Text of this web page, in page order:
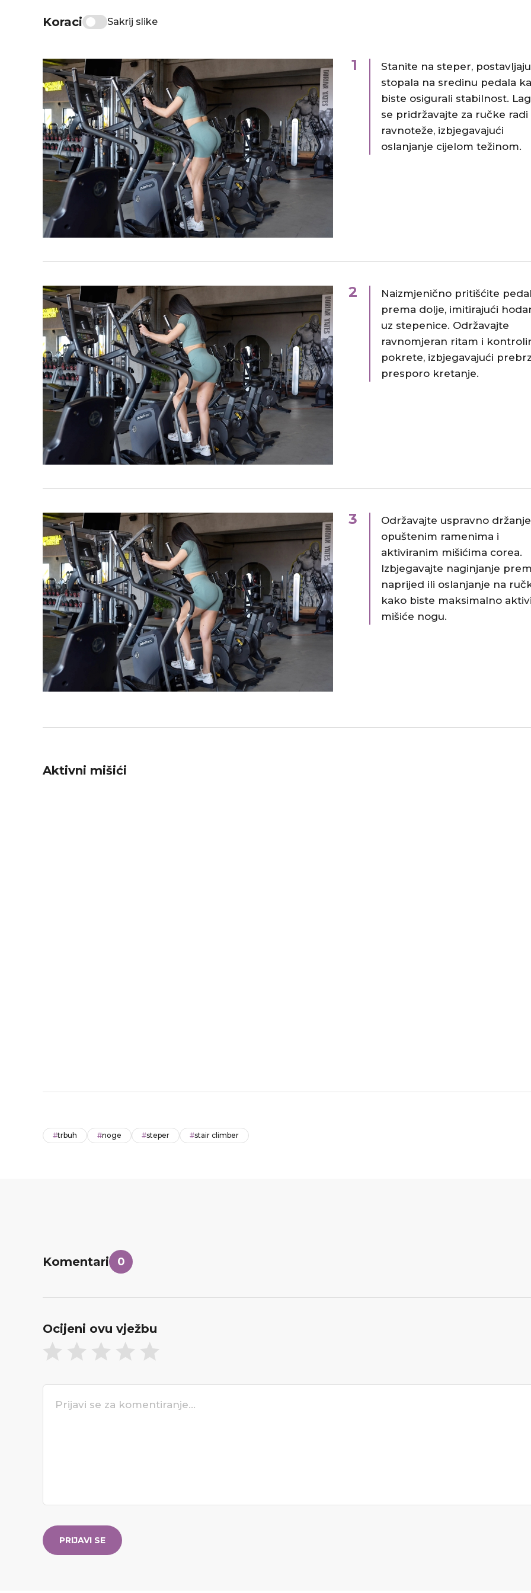
Koraci Sakrij slike
1
Stanite na steper,
stopala na sredinu pedala
biste osigurali stabilnost.​
se pridržavajte za ručke radi
ravnoteže, izbjegavajući
oslanjanje cijelom težinom.
2
Naizmjenično pritišćite
prema dolje, imitirajući
uz stepenice.​ Održavajte
ravnomjeran ritam i
pokrete, izbjegavajući
presporo kretanje.
3
Održavajte uspravno
opuštenim ramenima i
aktiviranim mišićima corea.​
Izbjegavajte naginjanje
naprijed ili oslanjanje na
kako biste maksimalno
mišiće nogu.​
Aktivni mišići
#trbuh #noge #steper #stair climber
Komentari 0
Ocijeni ovu vježbu
PRIJAVI SE